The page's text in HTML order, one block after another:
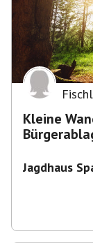
Kleine
Jagdhaus